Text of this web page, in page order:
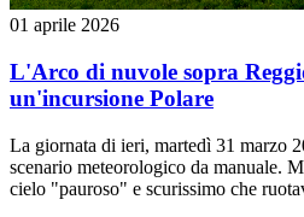
01 aprile 2026
L'Arco di nuvole sopra
un'incursione Polare
La giornata di ieri, martedì 31 marzo
scenario meteorologico da manuale.
cielo "pauroso" e scurissimo che